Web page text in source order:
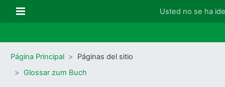
Panel lateral Usted no se ha
Página Principal
Páginas del sitio
Glossar zum Buch